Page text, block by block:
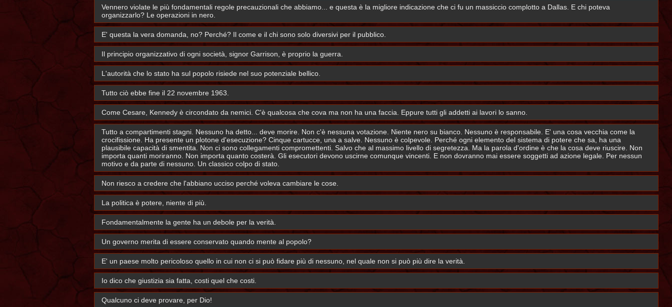
Vennero violate le più fondamentali regole precauzionali che abbiamo... e questa è la migliore indicazione che ci fu un massiccio complotto a Dallas. E chi poteva
organizzarlo? Le operazioni in nero.
E' questa la vera domanda, no? Perché? Il come e il chi sono solo diversivi per il pubblico.
Il principio organizzativo di ogni società, signor Garrison, è proprio la guerra.
L'autorità che lo stato ha sul popolo risiede nel suo potenziale bellico.
Tutto ciò ebbe fine il 22 novembre 1963.
Come Cesare, Kennedy è circondato da nemici. C'è qualcosa che cova ma non ha una faccia. Eppure tutti gli addetti ai lavori lo sanno.
Tutto a compartimenti stagni. Nessuno ha detto... deve morire. Non c'è nessuna votazione. Niente nero su bianco. Nessuno è responsabile. E' una cosa vecchia come la
crocifissione. Ha presente un plotone d'esecuzione? Cinque cartucce, una a salve. Nessuno è colpevole. Perché ogni elemento del sistema di potere che sa, ha una
plausibile capacità di smentita. Non ci sono collegamenti compromettenti. Salvo che al massimo livello di segretezza. Ma la parola d'ordine è che la cosa deve riuscire. Non
importa quanti moriranno. Non importa quanto costerà. Gli esecutori devono uscirne comunque vincenti. E non dovranno mai essere soggetti ad azione legale. Per nessun
motivo e da parte di nessuno. Un classico colpo di stato.
Non riesco a credere che l'abbiano ucciso perché voleva cambiare le cose.
La politica è potere, niente di più.
Fondamentalmente la gente ha un debole per la verità.
Un governo merita di essere conservato quando mente al popolo?
E' un paese molto pericoloso quello in cui non ci si può fidare più di nessuno, nel quale non si può più dire la verità.
Io dico che giustizia sia fatta, costi quel che costi.
Qualcuno ci deve provare, per Dio!